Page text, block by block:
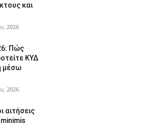
και
2026
Πώς
ΚΥΔ
μέσω
2026
αιτήσεις